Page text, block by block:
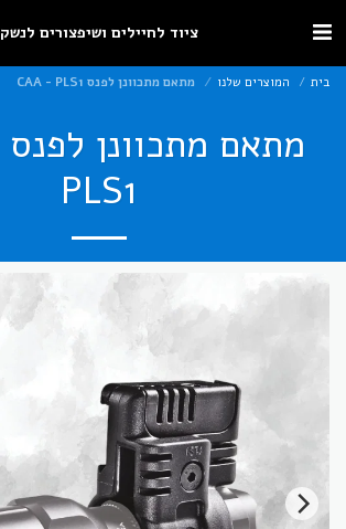
ציוד לחיילים ושיפצורים לנשק
בית המוצרים שלנו מתאם מתכוונן לפנס CAA - PLS1
PLS1